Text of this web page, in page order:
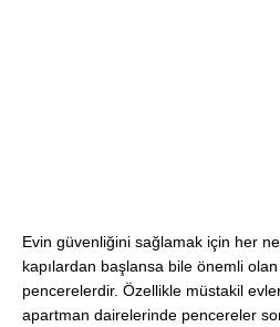
Evin güvenliğini sağlamak için her
kapılardan başlansa bile önemli
pencerelerdir. Özellikle müstakil
apartman dairelerinde pencereler